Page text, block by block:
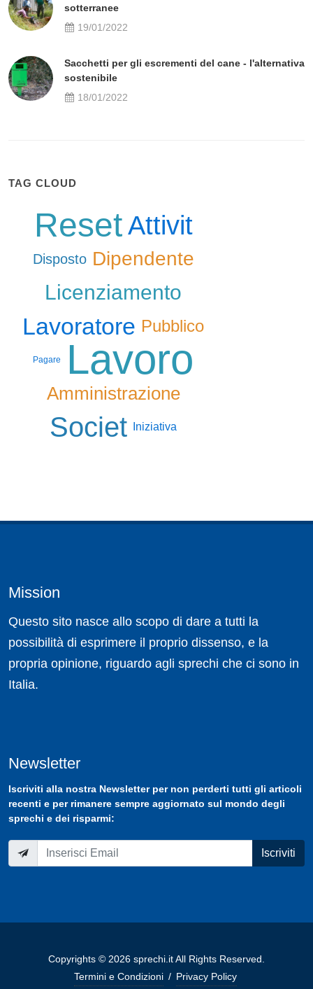
sotterranee
19/01/2022
Sacchetti per gli escrementi del cane - l'alternativa
sostenibile
18/01/2022
TAG CLOUD
Reset Attivit
Disposto Dipendente
Licenziamento
Lavoratore Pubblico
Pagare Lavoro
Amministrazione
Societ Iniziativa
Mission
Questo sito nasce allo scopo di dare a tutti la
possibilità di esprimere il proprio dissenso, e la
propria opinione, riguardo agli sprechi che ci sono in
Italia.
Newsletter
Iscriviti alla nostra Newsletterper non perderti tutti gli articoli
recenti e per rimanere sempre aggiornato sul mondo degli
sprechi e dei risparmi:
Iscriviti
Copyrights © 2026 sprechi.it All Rights Reserved.
Termini e Condizioni / Privacy Policy